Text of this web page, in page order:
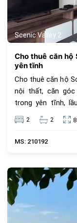
Scenic Valley 2
Cho thuê căn
yên tĩnh
Cho thuê căn hộ
nội thất, căn góc
trong yên tĩnh,
Pháp Việt, trung
thuê 18 triệu đồng.
2 2
MS: 210192